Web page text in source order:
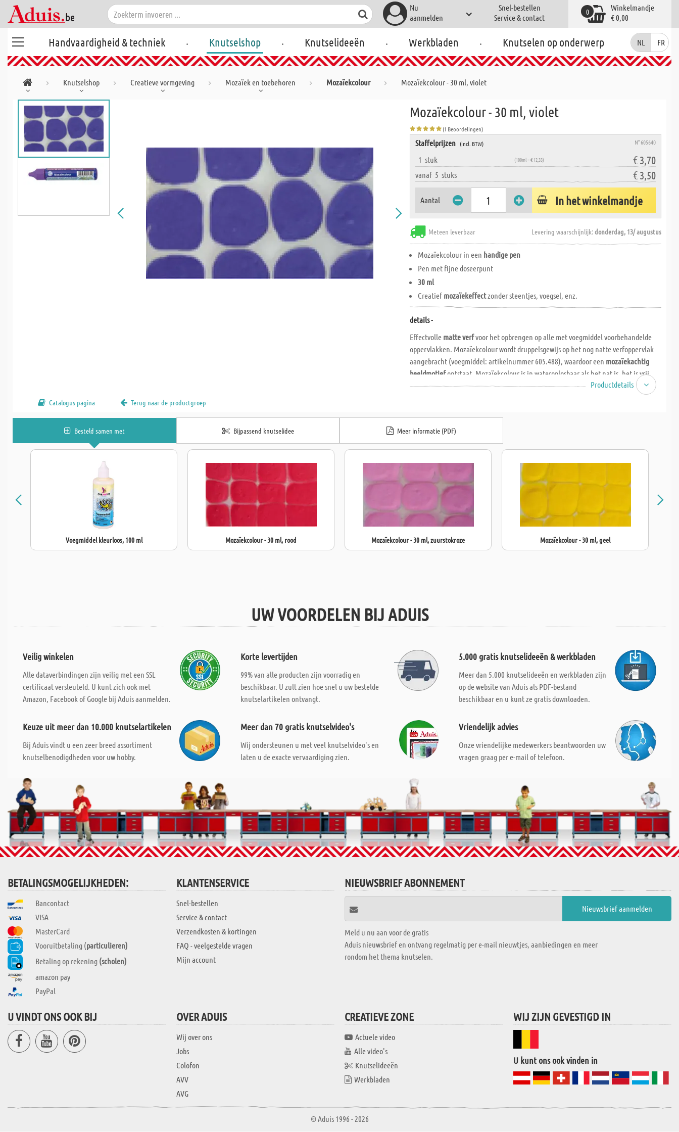
Nu
aanmelden
Snel-bestellen
Service & contact
Winkelmandje
€ 0,00
0
Handvaardigheid & techniek . Knutselshop . Knutselideeën . Werkbladen . Knutselen op onderwerp NL FR
Knutselshop Creatieve vormgeving Mozaïek en toebehoren Mozaïekcolour Mozaïekcolour - 30 ml, violet
Mozaïekcolour - 30 ml, violet
(1 Beoordelingen)
Staffelprijzen (incl. BTW) N° 605640
1stuk (100ml = € 12,33) € 3,70
vanaf 5stuks € 3,50
Aantal In het winkelmandje
Meteen leverbaar Levering waarschijnlijk:donderdag, 13/ augustus
Mozaïekcolour in een handige pen
Pen met fijne doseerpunt
30 ml
Creatief mozaïekeffectzonder steentjes, voegsel, enz.
details -
Effectvolle matte verfvoor het opbrengen op alle met voegmiddel voorbehandelde
oppervlakken. Mozaïekcolour wordt druppelsgewijs op het nog natte verfoppervlak
aangebracht (voegmiddel: artikelnummer 605.488), waardoor een mozaïekachtig
beeldmotiefontstaat. Mozaïekcolour is in wateroplosbaar als het nat is, het is vrij
van schadelijke stoffen en droogt binnen 6-8 uur.
de kleuren op een kleine afstand in het nog natte oppervlak gedruppeld. Geschikte
plastic, enz.).
Productdetails
Catalogus pagina Terug naar de productgroep
Besteld samen met Bijpassend knutselidee Meer informatie (PDF)
Voegmiddel kleurloos, 100 ml Mozaïekcolour - 30 ml, rood Mozaïekcolour - 30 ml, zuurstokroze Mozaïekcolour - 30 ml, geel
UW VOORDELEN BIJ ADUIS
Veilig winkelen
Alle dataverbindingen zijn veilig met een SSL
certificaat versleuteld. U kunt zich ook met
Amazon, Facebook of Google bij Aduis aanmelden.
Korte levertijden
99% van alle producten zijn voorradig en
beschikbaar. U zult zien hoe snel u uw bestelde
knutselartikelen ontvangt.
5.000 gratis knutselideeën & werkbladen
Meer dan 5.000 knutselideeën en werkbladen zijn
op de website van Aduis als PDF-bestand
beschikbaar en u kunt ze gratis downloaden.
Keuze uit meer dan 10.000 knutselartikelen
Bij Aduis vindt u een zeer breed assortiment
knutselbenodigdheden voor uw hobby.
Meer dan 70 gratis knutselvideo's
Wij ondersteunen u met veel knutselvideo's en
laten u de exacte vervaardiging zien.
Vriendelijk advies
Onze vriendelijke medewerkers beantwoorden uw
vragen graag per e-mail of telefoon.
BETALINGSMOGELIJKHEDEN:
Bancontact
VISA
MasterCard
Vooruitbetaling (particulieren)
Betaling op rekening (scholen)
amazon pay
PayPal
KLANTENSERVICE
Snel-bestellen
Service & contact
Verzendkosten & kortingen
FAQ - veelgestelde vragen
Mijn account
NIEUWSBRIEF ABONNEMENT
Meld u nu aan voor de gratis
Aduis nieuwsbrief en ontvang regelmatig per e-mail nieuwtjes, aanbiedingen en meer
rondom het thema knutselen.
U VINDT ONS OOK BIJ OVER ADUIS
Wij over ons
Jobs
Colofon
AVV
AVG
CREATIEVE ZONE
Actuele video
Alle video's
Knutselideeën
Werkbladen
WIJ ZIJN GEVESTIGD IN
U kunt ons ook vinden in
© Aduis 1996 - 2026